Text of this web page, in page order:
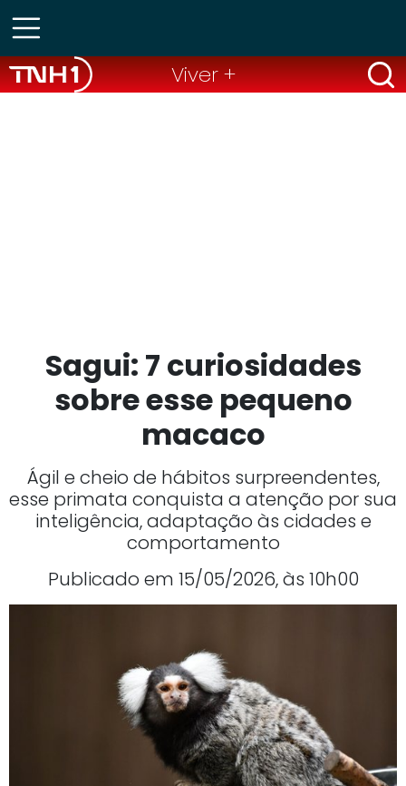
Viver +
Sagui: 7 curiosidades
sobre esse pequeno
macaco
Ágil e cheio de hábitos surpreendentes,
esse primata conquista a atenção por sua
inteligência, adaptação às cidades e
comportamento
Publicado em 15/05/2026, às 10h00